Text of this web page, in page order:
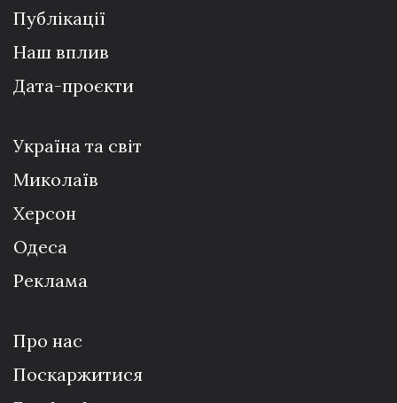
Публікації
Наш вплив
Дата-проєкти
Україна та світ
Миколаїв
Херсон
Одеса
Реклама
Про нас
Поскаржитися